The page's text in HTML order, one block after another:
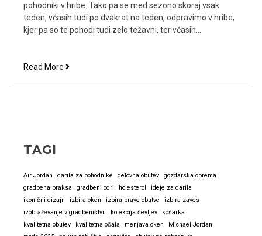
pohodniki v hribe. Tako pa se med sezono skoraj vsak
teden, včasih tudi po dvakrat na teden, odpravimo v hribe,
kjer pa so te pohodi tudi zelo težavni, ter včasih…
Read More Ročna
TAGI
Air Jordan darila za pohodnike delovna obutev
gozdarska oprema
gradbena praksa
gradbeni odri holesterol
ideje za darila
ikonični dizajn
izbira oken izbira prave obutve
izbira zaves
izobraževanje v gradbeništvu
kolekcija čevljev
košarka
kvalitetna obutev
kvalitetna očala menjava oken
Michael Jordan